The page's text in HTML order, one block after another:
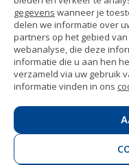
Gustavo Fernández
28002 Madrid, Spain
Sitemap
Algemene
Privacyverklaring
Enforex Cookiebeleid
(CIF B-79946729) All rights
Juridische kennisgeving
gegevens wanneer je
delen we informatie over
partners op het gebied
webanalyse, die deze
informatie die u aan hen
verzameld via uw gebruik
informatie vinden in ons